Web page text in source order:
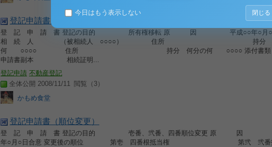
登記申請書（所有権移転２）
登 記 申 請 書 登記の目的 所有権移転 原 因 平成○○年○月○
相 続 人 （被相続人 ○○○○） 住所 持分 何
何 ○○○○ 住所 持分 何分の何 ○○○○ 添付
申請書副本 相続証明...
登記申請 不動産登記
全体公開 2008/11/11 閲覧（3）
かもめ食堂
登記申請書（順位変更）
登 記 申 請 書 登記の目的 壱番、弐番、四番順位変更 原 因
年○月○日合意 変更後の順位 第壱 四番根抵当権 第弐 弐番
今日はもう表示しない 閉じる